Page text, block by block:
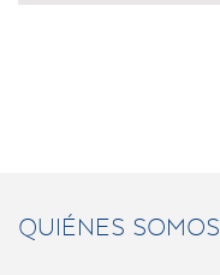
QUIÉNES SOMOS